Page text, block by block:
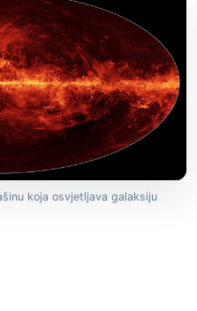
koja osvjetljava galaksiju